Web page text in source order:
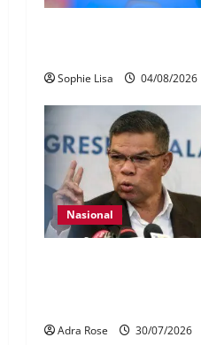
Sophie Lisa 04/08/2026
Nasional
Adra Rose 30/07/2026